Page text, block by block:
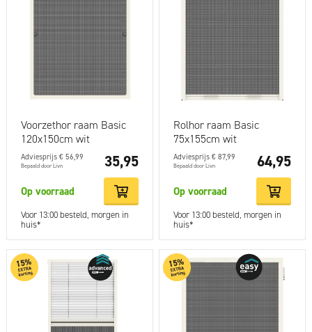
Voorzethor raam Basic
120x150cm wit
Adviesprijs € 56,99
Bepaald door Livn 35,95
Op voorraad
Voor 13:00 besteld, morgen in
huis*
Rolhor raam Basic
75x155cm wit
Adviesprijs € 87,99
Bepaald door Livn 64,95
Op voorraad
Voor 13:00 besteld, morgen in
huis*